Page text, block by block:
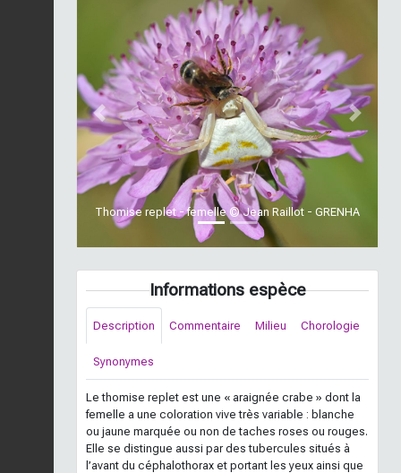
Thomise replet - femelle © Jean Raillot - GRENHA
Previous Next
Informations espèce
Description Commentaire Milieu Chorologie
Synonymes
Le thomise replet est une « araignée crabe » dont la
femelle a une coloration vive très variable : blanche
ou jaune marquée ou non de taches roses ou rouges.
Elle se distingue aussi par des tubercules situés à
l’avant du céphalothorax et portant les yeux ainsi que